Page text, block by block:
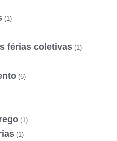
(1)
férias coletivas (1)
(6)
(1)
(1)